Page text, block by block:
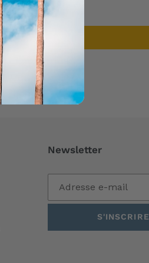
Newsletter
S'INSCRIRE